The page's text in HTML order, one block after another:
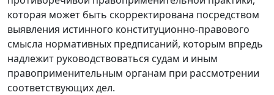
которая может быть скорректирована посредством
выявления истинного конституционно-правового
смысла нормативных предписаний, которым впредь
надлежит руководствоваться судам и иным
правоприменительным органам при рассмотрении
соответствующих дел.